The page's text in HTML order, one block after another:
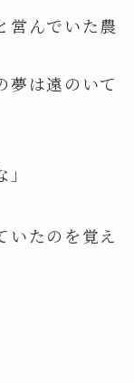
営んでいた農
夢は遠のいて
いたのを覚え